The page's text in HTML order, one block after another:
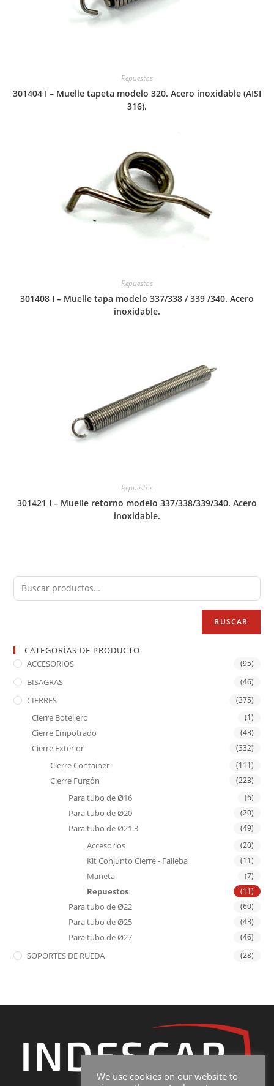
Repuestos
301404 I – Muelle tapeta modelo 320. Acero inoxidable (AISI
316).
Repuestos
301408 I – Muelle tapa modelo 337/338 / 339 /340. Acero
inoxidable.
Repuestos
301421 I – Muelle retorno modelo 337/338/339/340. Acero
inoxidable.
BUSCAR
CATEGORÍAS DE PRODUCTO
ACCESORIOS
(95)
BISAGRAS (46)
CIERRES (375)
Cierre Botellero (1)
Cierre Empotrado (43)
Cierre Exterior (332)
Cierre Container (111)
Cierre Furgón (223)
Para tubo de Ø16 (6)
Para tubo de Ø20 (20)
Para tubo de Ø21.3 (49)
Accesorios (20)
Kit Conjunto Cierre - Falleba (11)
Maneta (7)
Repuestos (11)
Para tubo de Ø22 (60)
Para tubo de Ø25 (43)
Para tubo de Ø27 (46)
SOPORTES DE RUEDA (28)
We use cookies on our website to